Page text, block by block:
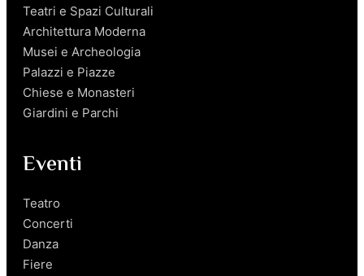
Teatri e Spazi Culturali
Architettura Moderna
Musei e Archeologia
Palazzi e Piazze
Chiese e Monasteri
Giardini e Parchi
Eventi
Teatro
Concerti
Danza
Fiere